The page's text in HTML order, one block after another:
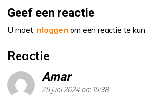
Geef een reactie
U moet inloggen om een reactie te
Reactie
Amar
25 juni 2024 om 15:38